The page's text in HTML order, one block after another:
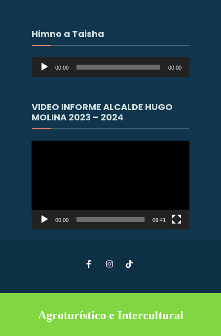
Himno a Taisha
Reproductor
de
00:00 00:00
VIDEO INFORME ALCALDE HUGO
MOLINA 2023 – 2024
00:00 09:41
Agroturístico e Intercultural